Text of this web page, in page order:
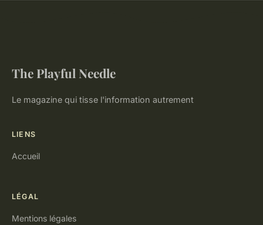
The Playful Needle
Le magazine qui tisse l'information autrement
LIENS
Accueil
LÉGAL
Mentions légales